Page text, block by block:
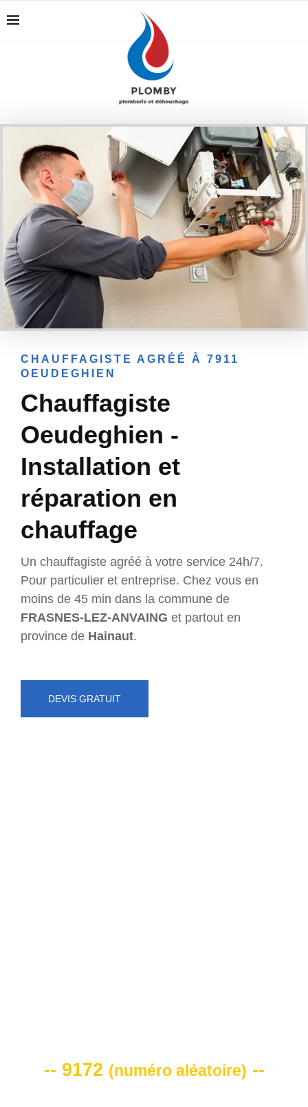
CHAUFFAGISTE AGRÉÉ À 7911
OEUDEGHIEN
Chauffagiste
Oeudeghien -
Installation et
réparation en
chauffage
Un chauffagiste agréé à votre service 24h/7.
Pour particulier et entreprise. Chez vous en
moins de 45 min dans la commune de
FRASNES-LEZ-ANVAING et partout en
province de Hainaut.
DEVIS GRATUIT
-- 9172 (numéro aléatoire) --